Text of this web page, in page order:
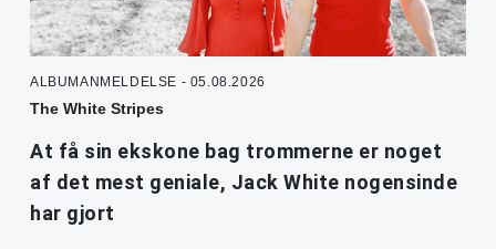
ALBUMANMELDELSE - 05.08.2026
The White Stripes
At få sin ekskone bag trommerne er noget
af det mest geniale, Jack White nogensinde
har gjort